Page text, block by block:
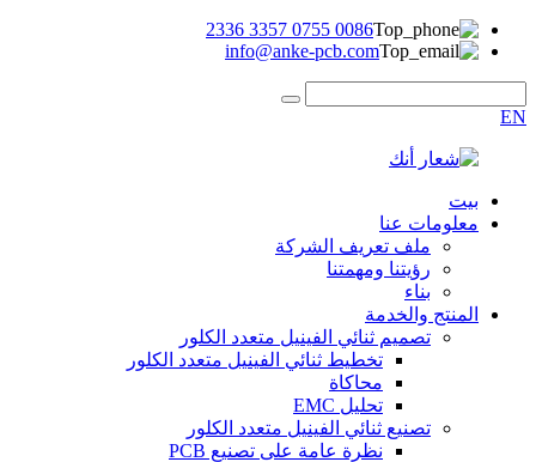
0086 0755 3357 2336
info@anke-pcb.com
EN
بيت
معلومات عنا
ملف تعريف الشركة
رؤيتنا ومهمتنا
بناء
المنتج والخدمة
تصميم ثنائي الفينيل متعدد الكلور
تخطيط ثنائي الفينيل متعدد الكلور
محاكاة
تحليل EMC
تصنيع ثنائي الفينيل متعدد الكلور
نظرة عامة على تصنيع PCB